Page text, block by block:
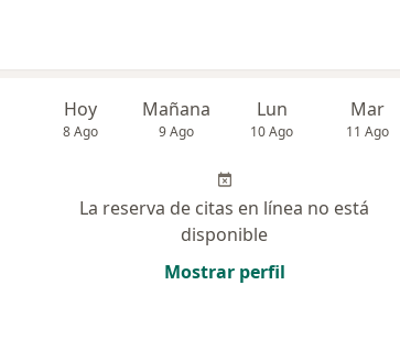
Hoy
8 Ago
Mañana
9 Ago
Lun
10 Ago
Mar
11 Ago
La reserva de citas en línea no está
disponible
Mostrar perfil